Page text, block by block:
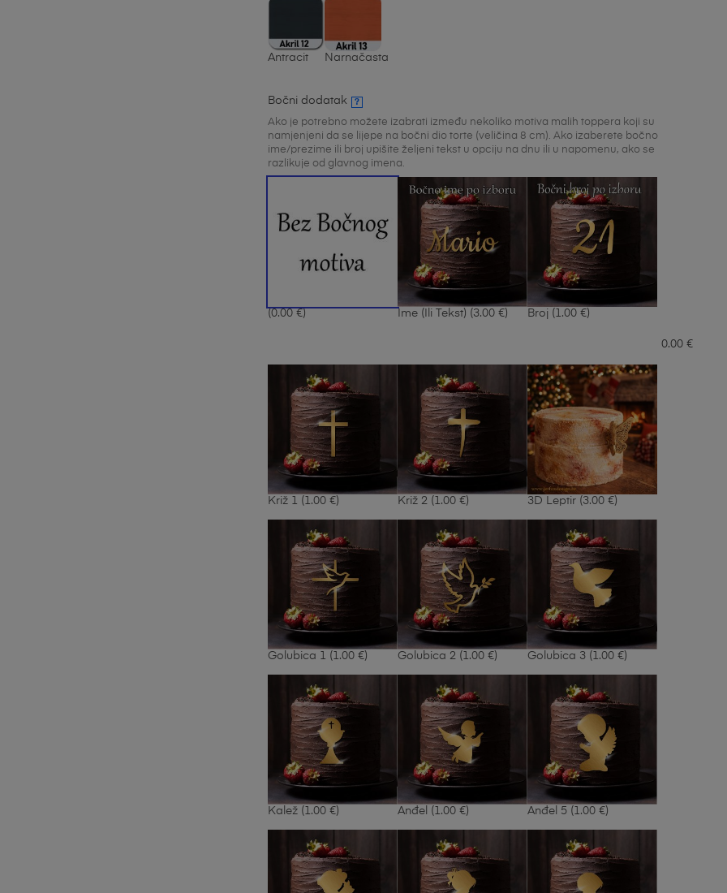
Antracit Narnačasta
Bočni dodatak ?
Ako je potrebno možete izabrati između nekoliko motiva malih toppera koji su
namjenjeni da se lijepe na bočni dio torte (veličina 8 cm). Ako izaberete bočno
ime/prezime ili broj upišite željeni tekst u opciju na dnu ili u napomenu, ako se
razlikuje od glavnog imena.
(0.00 €) Ime (ili Tekst) (3.00 €) Broj (1.00 €)
0.00 €
Križ 1 (1.00 €) Križ 2 (1.00 €) 3D Leptir (3.00 €)
Golubica 1 (1.00 €) Golubica 2 (1.00 €) Golubica 3 (1.00 €)
Kalež (1.00 €) Anđel (1.00 €) Anđel 5 (1.00 €)